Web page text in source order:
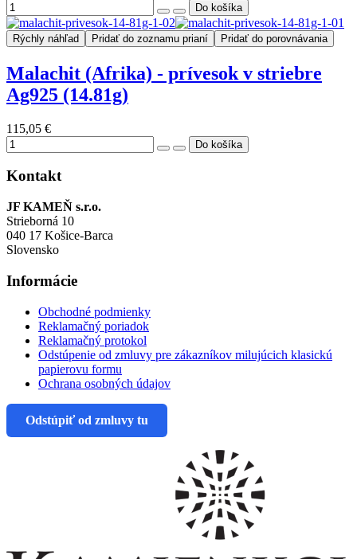
Rýchly náhľad Pridať do zoznamu prianí Pridať do porovnávania
Malachit (Afrika) - prívesok v striebre
Ag925 (14.81g)
115,05 €
Kontakt
JF KAMEŇ s.r.o.
Strieborná 10
040 17 Košice-Barca
Slovensko
Informácie
Obchodné podmienky
Reklamačný poriadok
Reklamačný protokol
Odstúpenie od zmluvy pre zákazníkov milujúcich klasickú
papierovu formu
Ochrana osobných údajov
Odstúpiť od zmluvy tu